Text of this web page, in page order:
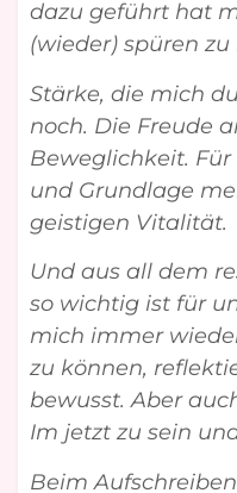
dazu geführt hat
(wieder) spüren zu
Stärke, die mich
noch. Die Freude
Beweglichkeit.
und Grundlage
geistigen Vitalität.
Und aus all dem
so wichtig ist für
mich immer
zu können,
bewusst. Aber
Im jetzt zu sein
Beim